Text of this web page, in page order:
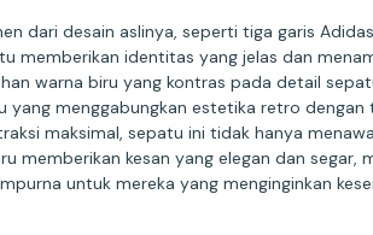
dari desain aslinya, seperti tiga garis
memberikan identitas yang jelas dan
warna biru yang kontras pada detail
yang menggabungkan estetika retro
maksimal, sepatu ini tidak hanya
memberikan kesan yang elegan dan
untuk mereka yang menginginkan